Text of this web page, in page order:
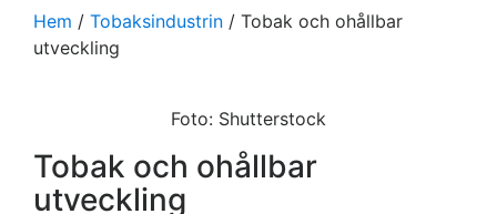
Hem / Tobaksindustrin / Tobak och ohållbar
utveckling
Foto: Shutterstock
Tobak och ohållbar
utveckling